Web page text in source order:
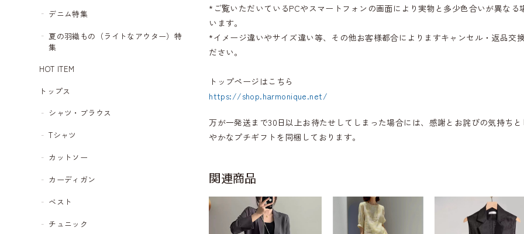
デニム特集
夏の羽織もの（ライトなアウター）特
集
HOT ITEM
トップス
シャツ・ブラウス
Tシャツ
カットソー
カーディガン
ベスト
チュニック
*ご覧いただいているPCやスマートフォンの画面により実物と多少色合いが異なる
います。
*イメージ違いやサイズ違い等、その他お客様都合によりますキャンセル・返品交
ださい。
トップページはこちら
https://shop.harmonique.net/
万が一発送まで30日以上お待たせしてしまった場合には、感謝とお詫びの気持ちと
やかなプチギフトを同梱しております。
関連商品